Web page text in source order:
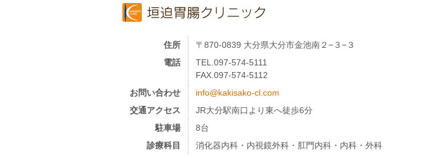
住所
〒870-0839 大分県大分市金池南２−３−３
電話
TEL.097-574-5111
FAX.097-574-5112
お問い合わせ
info@kakisako-cl.com
交通アクセス
JR大分駅南口より東へ徒歩6分
駐車場
8台
診療科目
消化器内科・内視鏡外科・肛門内科・内科・外科